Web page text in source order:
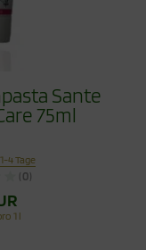
Sante
75ml
1-4 Tage
(0)
1 l